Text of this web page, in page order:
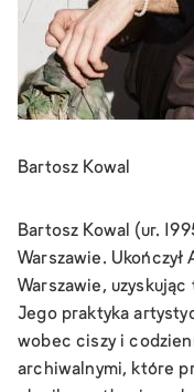
Bartosz Kowal
Bartosz Kowal (ur.
Warszawie.
Warszawie,
Jego praktyka
wobec ciszy i
archiwalnymi, które